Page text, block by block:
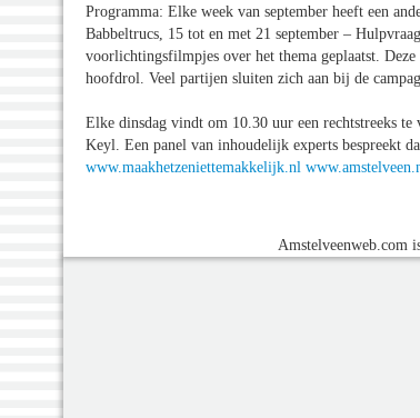
Programma: Elke week van september heeft een
Babbeltrucs, 15 tot en met 21 september –
voorlichtingsfilmpjes over het thema geplaatst.
hoofdrol. Veel partijen sluiten zich aan bij de
Elke dinsdag vindt om 10.30 uur een rechtstreeks te
Keyl. Een panel van inhoudelijk experts bespreekt
www.maakhetzeniettemakkelijk.nl
Amstelveenweb.com